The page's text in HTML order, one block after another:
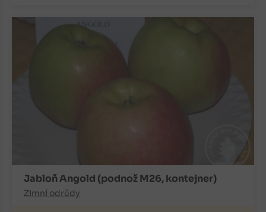
Jabloň Angold (podnož M26, kontejner)
Zimní odrůdy